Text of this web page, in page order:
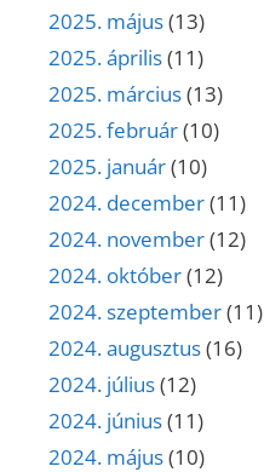
2025. május(13)
2025. április(11)
2025. március(13)
2025. február(10)
2025. január(10)
2024. december(11)
2024. november(12)
2024. október(12)
2024. szeptember(11)
2024. augusztus(16)
2024. július(12)
2024. június(11)
2024. május(10)